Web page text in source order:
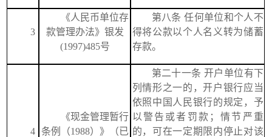
3
《人民币单位存
款管理办法》银发
(1997)485号
第八条 任何单位和个人不
得将公款以个人名义转为储蓄
存款。
4
《现金管理暂行
条例（1988） 》（已
第二十一条 开户单位有下
列情形之一的，开户银行应当
依照中国人民银行的规定，予
以警告或者罚款；情节严重
的，可在一定期限内停止对该